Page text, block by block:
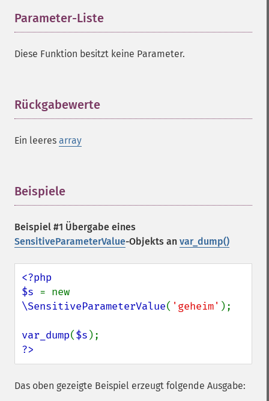
Parameter-Liste
Diese Funktion besitzt keine Parameter.
Rückgabewerte
Ein leeres array
Beispiele
Beispiel #1 Übergabe eines
SensitiveParameterValue-Objekts an var_dump()
<?php
$s
\SensitiveParameterValue( 'geheim' );
var_dump($s
?>
Das oben gezeigte Beispiel erzeugt folgende Ausgabe: